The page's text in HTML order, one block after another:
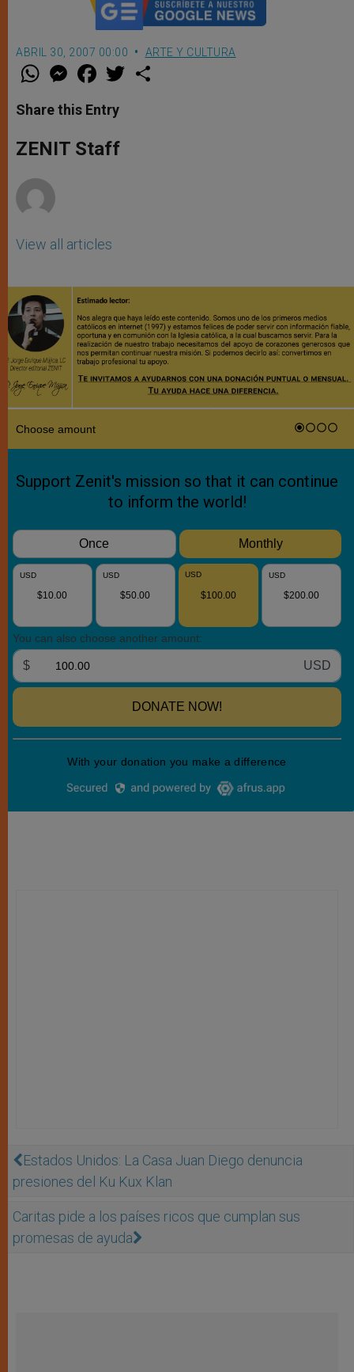
ABRIL 30, 2007 00:00 ARTE Y CULTURA
W
t
s
p
p
M
e
s
e
g
e
F
a
e
b
o
k
w
Share this Entry
ZENIT Staff
View all articles
Estados Unidos: La Casa Juan Diego denuncia
presiones del Ku Kux Klan
Caritas pide a los países ricos que cumplan sus
promesas de ayuda